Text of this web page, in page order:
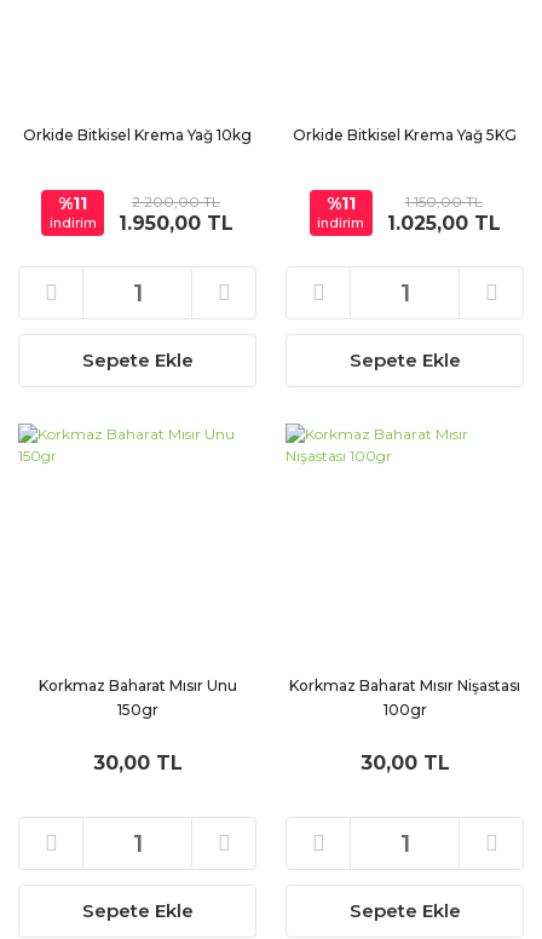
Orkide Bitkisel Krema Yağ 10kg
%11
indirim
2.200,00 TL
1.950,00 TL
Sepete Ekle
Orkide Bitkisel Krema Yağ 5KG
%11
indirim
1.150,00 TL
1.025,00 TL
Sepete Ekle
Korkmaz Baharat Mısır Unu
150gr
30,00 TL
Sepete Ekle
Korkmaz Baharat Mısır Nişastası
100gr
30,00 TL
Sepete Ekle